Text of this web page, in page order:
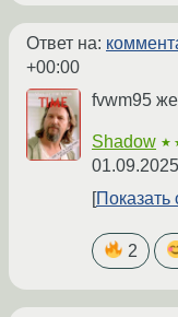
Ответ на:
+00:00
fvwm95
Shadow
Показать
2